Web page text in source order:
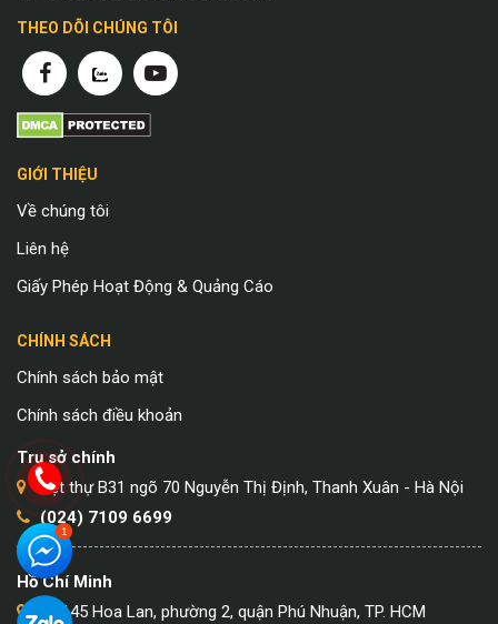
THEO DÕI CHÚNG TÔI
GIỚI THIỆU
Về chúng tôi
Liên hệ
Giấy Phép Hoạt Động & Quảng Cáo
CHÍNH SÁCH
Chính sách bảo mật
Chính sách điều khoản
Trụ sở chính
Biệt thự B31 ngõ 70 Nguyễn Thị Định, Thanh Xuân - Hà Nội
(024) 7109 6699
Hồ Chí Minh
Số 145 Hoa Lan, phường 2, quận Phú Nhuận, TP. HCM